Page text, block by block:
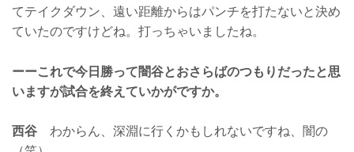
てテイクダウン、遠い距離からはパンチを打たないと決め
ていたのですけどね。打っちゃいましたね。
ーーこれで今日勝って闇谷とおさらばのつもりだったと思
いますが試合を終えていかがですか。
西谷 わからん、深淵に行くかもしれないですね、闇の